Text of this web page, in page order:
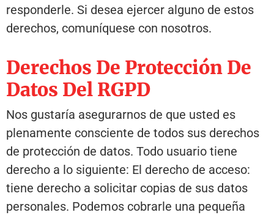
responderle. Si desea ejercer alguno de estos
derechos, comuníquese con nosotros.
Derechos De Protección De
Datos Del RGPD
Nos gustaría asegurarnos de que usted es
plenamente consciente de todos sus derechos
de protección de datos. Todo usuario tiene
derecho a lo siguiente: El derecho de acceso:
tiene derecho a solicitar copias de sus datos
personales. Podemos cobrarle una pequeña